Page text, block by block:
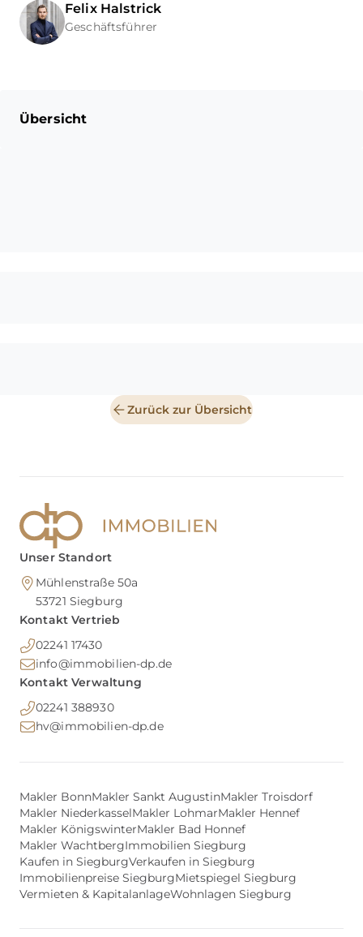
Felix Halstrick
Geschäftsführer
Übersicht
Zurück zur Übersicht
Unser Standort
Mühlenstraße 50a
53721 Siegburg
Kontakt Vertrieb
02241 17430
info@immobilien-dp.de
Kontakt Verwaltung
02241 388930
hv@immobilien-dp.de
Makler BonnMakler Sankt AugustinMakler Troisdorf
Makler NiederkasselMakler LohmarMakler Hennef
Makler KönigswinterMakler Bad Honnef
Makler WachtbergImmobilien Siegburg
Kaufen in SiegburgVerkaufen in Siegburg
Immobilienpreise SiegburgMietspiegel Siegburg
Vermieten & KapitalanlageWohnlagen Siegburg